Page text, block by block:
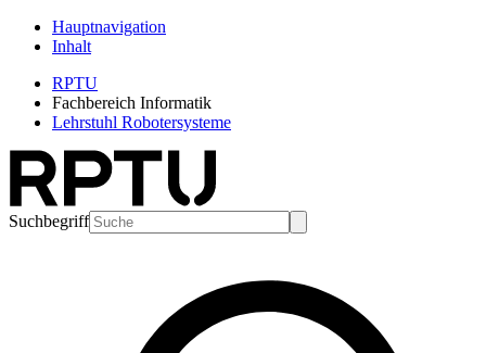
Hauptnavigation
Inhalt
RPTU
Fachbereich Informatik
Lehrstuhl Robotersysteme
Suchbegriff